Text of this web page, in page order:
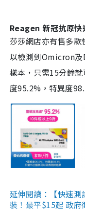
Reagen 新冠抗原快
莎莎網店亦有售多
以檢測到Omicron
樣本，只需15分鐘
度95.2%，特異度
延伸閱讀：【快速
裝！最平$15起 政府